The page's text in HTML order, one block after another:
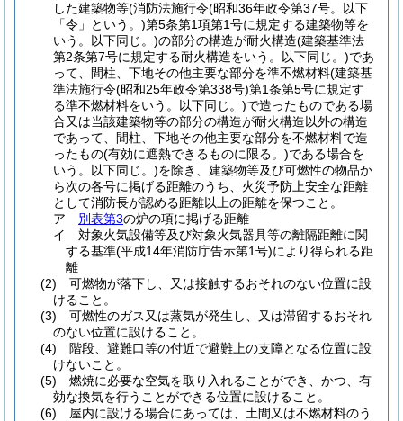
した建築物等(消防法施行令(昭和36年政令第37号。以下
「令」という。)第5条第1項第1号に規定する建築物等を
いう。以下同じ。)の部分の構造が耐火構造(建築基準法
第2条第7号に規定する耐火構造をいう。以下同じ。)であ
って、間柱、下地その他主要な部分を準不燃材料(建築基
準法施行令(昭和25年政令第338号)第1条第5号に規定す
る準不燃材料をいう。以下同じ。)で造ったものである場
合又は当該建築物等の部分の構造が耐火構造以外の構造
であって、間柱、下地その他主要な部分を不燃材料で造
ったもの(有効に遮熱できるものに限る。)である場合を
いう。以下同じ。)を除き、建築物等及び可燃性の物品か
ら次の各号に掲げる距離のうち、火災予防上安全な距離
として消防長が認める距離以上の距離を保つこと。
ア
別表第3の炉の項に掲げる距離
イ
対象火気設備等及び対象火気器具等の離隔距離に関
する基準(平成14年消防庁告示第1号)により得られる距
離
(2)
可燃物が落下し、又は接触するおそれのない位置に設
けること。
(3)
可燃性のガス又は蒸気が発生し、又は滞留するおそれ
のない位置に設けること。
(4)
階段、避難口等の付近で避難上の支障となる位置に設
けないこと。
(5)
燃焼に必要な空気を取り入れることができ、かつ、有
効な換気を行うことができる位置に設けること。
(6)
屋内に設ける場合にあっては、土間又は不燃材料のう